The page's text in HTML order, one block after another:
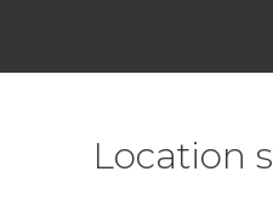
Location